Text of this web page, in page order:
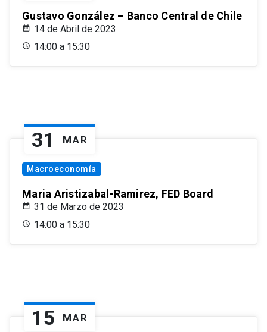
Gustavo González – Banco Central de Chile
14 de Abril de 2023
14:00 a 15:30
31 MAR
Macroeconomía
Maria Aristizabal-Ramirez, FED Board
31 de Marzo de 2023
14:00 a 15:30
15 MAR